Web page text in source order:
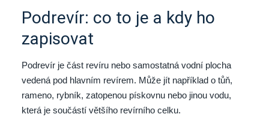
Podrevír: co to je a kdy ho
zapisovat
Podrevír je část revíru nebo samostatná vodní plocha
vedená pod hlavním revírem. Může jít například o tůň,
rameno, rybník, zatopenou pískovnu nebo jinou vodu,
která je součástí většího revírního celku.